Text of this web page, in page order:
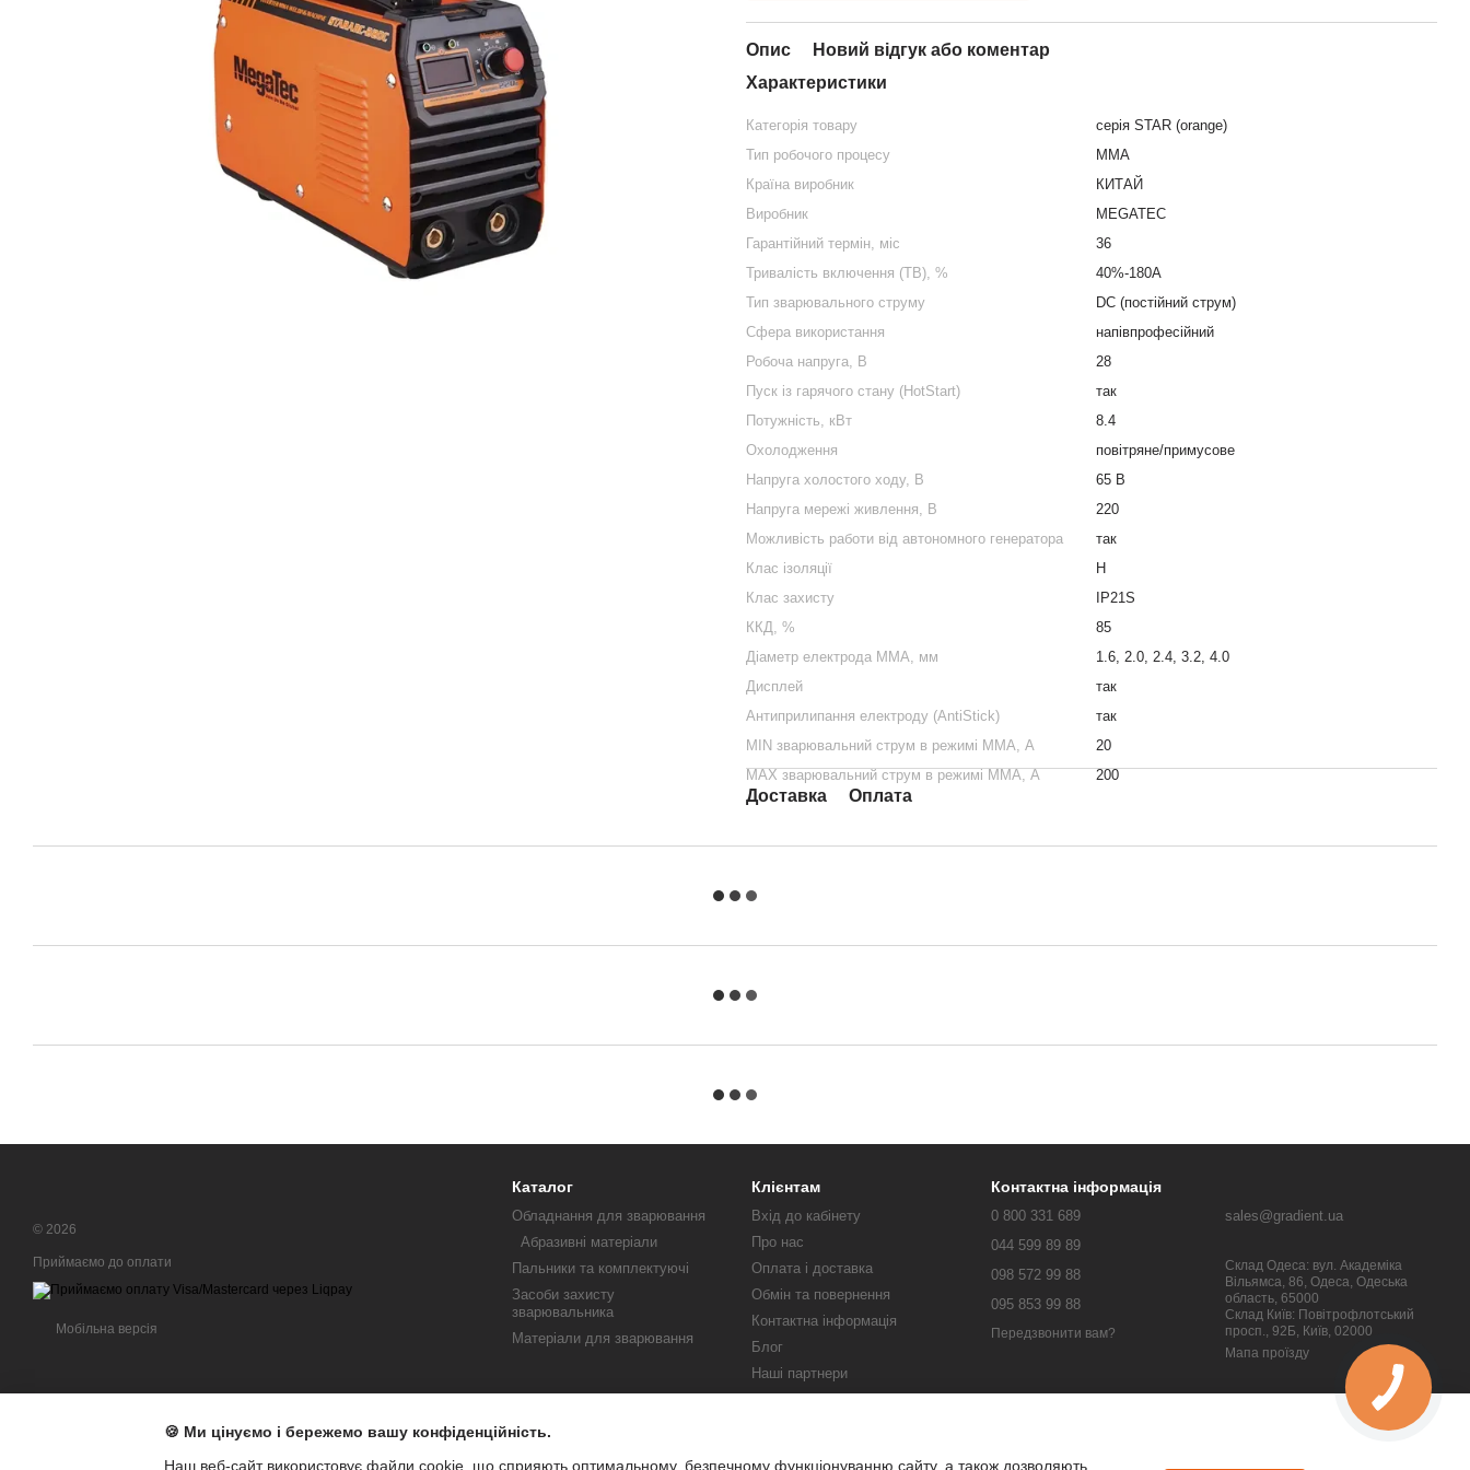
Опис
Новий відгук або коментар
Характеристики
Категорія товару
серія STAR (orange)
Тип робочого процесу
MMA
Країна виробник
КИТАЙ
Виробник
MEGATEC
Гарантійний термін, міс
36
Тривалість включення (ТВ), %
40%-180A
Тип зварювального струму
DC (постійний струм)
Сфера використання
напівпрофесійний
Робоча напруга, В
28
Пуск із гарячого стану (HotStart)
так
Потужність, кВт
8.4
Охолодження
повітряне/примусове
Напруга холостого ходу, В
65 В
Напруга мережі живлення, В
220
Можливість работи від автономного генератора
так
Клас ізоляції
Н
Клас захисту
IP21S
ККД, %
85
Діаметр електрода ММА, мм
1.6, 2.0, 2.4, 3.2, 4.0
Дисплей
так
Антиприлипання електроду (AntiStick)
так
MIN зварювальний струм в режимі ММА, А
20
MAX зварювальний струм в режимі ММА, А
200
Доставка Оплата
© 2026
Приймаємо до оплати
Мобільна версія
Каталог
Обладнання для зварювання
Абразивні матеріали
Пальники та комплектуючі
Засоби захисту
зварювальника
Матеріали для зварювання
Клієнтам
Вхід до кабінету
Про нас
Оплата і доставка
Обмін та повернення
Контактна інформація
Блог
Наші партнери
Контактна інформація
0 800 331 689
044 599 89 89
098 572 99 88
095 853 99 88
Передзвонити вам?
sales@gradient.ua
Склад Одеса: вул. Академіка
Вільямса, 86, Одеса, Одеська
область, 65000
Склад Київ: Повітрофлотський
просп., 92Б, Київ, 02000
Мапа проїзду
🍪 Ми цінуємо і бережемо вашу конфіденційність.
Наш веб-сайт використовує файли cookie, що сприяють оптимальному, безпечному функціонуванню сайту, а також дозволяють